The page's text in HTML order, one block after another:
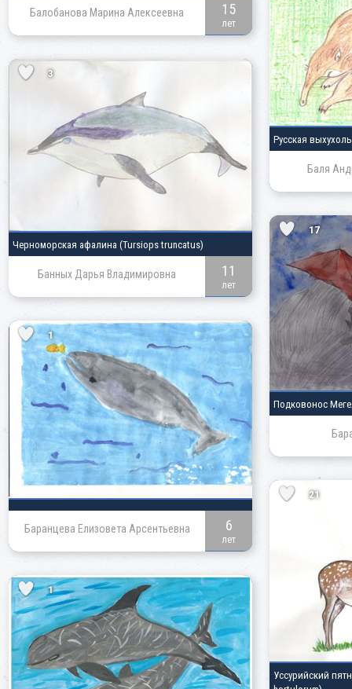
Балобанова Марина Алексеевна 15
лет
Русская
Баля
3
Черноморская афалина (Tursiops truncatus)
Банных Дарья Владимировна 11
лет
17
Подковонос
1
Баранцева Елизовета Арсентьевна 6
лет
21
Уссурийский
1